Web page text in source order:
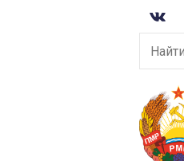
Найти
на
сайте: